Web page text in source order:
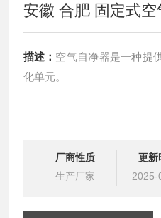
安徽 合肥 固定式空
描述： 空气自净器是一种提
化单元。
厂商性质
生产厂家
更新
2025-